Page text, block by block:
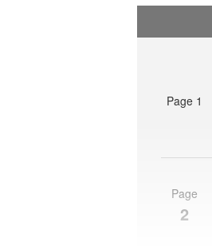
Page 1
Page
2